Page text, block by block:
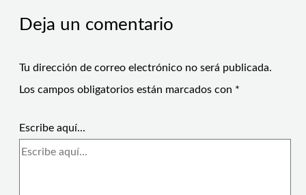
Deja un comentario
Tu dirección de correo electrónico no será publicada.
Los campos obligatorios están marcados con *
Escribe aquí...